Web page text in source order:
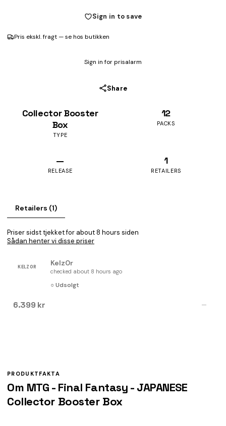
Sign in to save
Pris ekskl. fragt — se hos butikken
Sign in for prisalarm
Share
Collector Booster
Box
TYPE
12
PACKS
—
RELEASE
1
RETAILERS
Retailers (1)
Priser sidst tjekket for about 8 hours siden
Sådan henter vi disse priser
KELZ0R Kelz0r
checked about 8 hours ago
○ Udsolgt
6.399 kr —
PRODUKTFAKTA
Om MTG - Final Fantasy - JAPANESE
Collector Booster Box